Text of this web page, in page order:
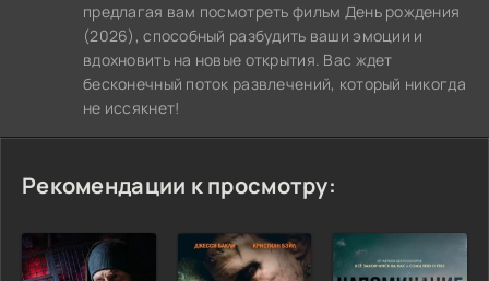
предлагая вам посмотреть фильм День рождения
(2026), способный разбудить ваши эмоции и
вдохновить на новые открытия. Вас ждет
бесконечный поток развлечений, который никогда
не иссякнет!
Рекомендации к просмотру: